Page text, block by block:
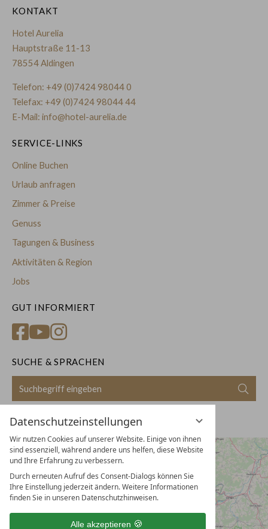
Datenschutzeinstellungen
Wir nutzen Cookies auf unserer Website. Einige von ihnen
sind essenziell, während andere uns helfen, diese Website
und Ihre Erfahrung zu verbessern.
Durch erneuten Aufruf des Consent-Dialogs können Sie
Ihre Einstellung jederzeit ändern. Weitere Informationen
finden Sie in unseren Datenschutzhinweisen.
Alle akzeptieren
KONTAKT
Hotel Aurelia
Hauptstraße 11-13
78554 Aldingen
Telefon: +49 (0)7424 98044 0
Telefax: +49 (0)7424 98044 44
E-Mail: info@hotel-aurelia.de
SERVICE-LINKS
Online Buchen
Urlaub anfragen
Zimmer & Preise
Genuss
Tagungen & Business
Aktivitäten & Region
Jobs
GUT INFORMIERT
SUCHE & SPRACHEN
Deutsch English